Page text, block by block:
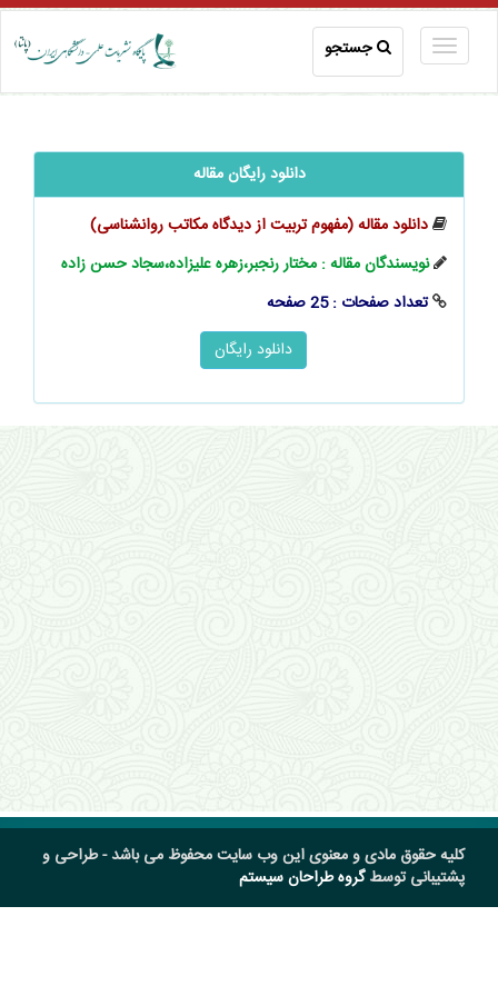
جستجو
دانلود رایگان مقاله
دانلود مقاله (مفهوم تربیت از دیدگاه مکاتب روانشناسی)
نویسندگان مقاله : مختار رنجبر،زهره علیزاده،سجاد حسن‌ زاده
تعداد صفحات : 25 صفحه
کلیه حقوق مادی و معنوی این وب سایت محفوظ می باشد - طراحی و
پشتیبانی توسطگروه طراحان سیستم